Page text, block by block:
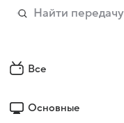
Все
Основные